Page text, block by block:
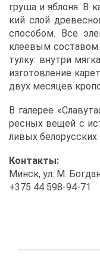
гру­ша и яб­ло­ня. В
кий слой
спо­со­бом. Все
кле­е­вым
тул­ку: внут­ри
из­го­тов­ле­ние
двух ме­ся­цев
В га­ле­рее
рес­ных ве­щей с
ли­вых бе­ло­рус­ских
Кон­так­ты:
Минск, ул. М.
+375 44 598-94-71